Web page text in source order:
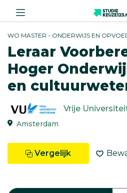
WO MASTER - ONDERWIJS EN
Leraar
Hoger
en
Vrije
Amsterdam
Vergelijk